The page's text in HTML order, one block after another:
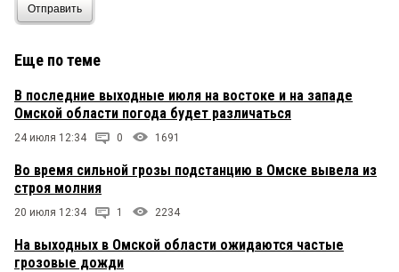
Отправить
Еще по теме
В последние выходные июля на востоке и на западе
Омской области погода будет различаться
24 июля 12:34 0 1691
Во время сильной грозы подстанцию в Омске вывела из
строя молния
20 июля 12:34 1 2234
На выходных в Омской области ожидаются частые
грозовые дожди